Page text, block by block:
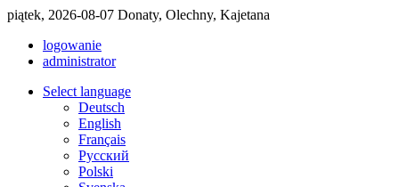
piątek, 2026-08-07 Donaty, Olechny, Kajetana
logowanie
administrator
Select language
Deutsch
English
Français
Pусский
Polski